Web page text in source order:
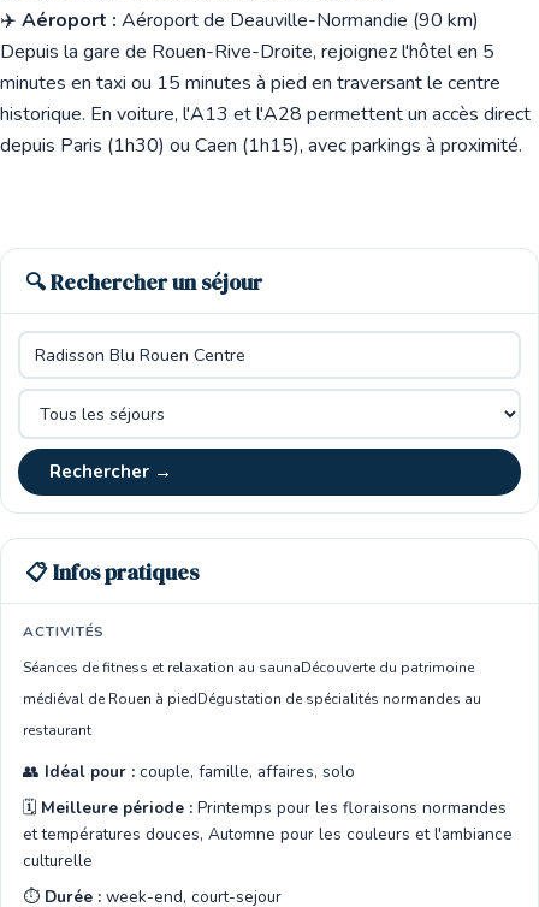
✈️ Aéroport : Aéroport de Deauville-Normandie (90 km)
Depuis la gare de Rouen-Rive-Droite, rejoignez l'hôtel en 5
minutes en taxi ou 15 minutes à pied en traversant le centre
historique. En voiture, l'A13 et l'A28 permettent un accès direct
depuis Paris (1h30) ou Caen (1h15), avec parkings à proximité.
🔍 Rechercher un séjour
Rechercher →
📋 Infos pratiques
ACTIVITÉS
Séances de fitness et relaxation au saunaDécouverte du patrimoine
médiéval de Rouen à piedDégustation de spécialités normandes au
restaurant
👥 Idéal pour : couple, famille, affaires, solo
🗓️ Meilleure période : Printemps pour les floraisons normandes
et températures douces, Automne pour les couleurs et l'ambiance
culturelle
⏱️ Durée : week-end, court-sejour